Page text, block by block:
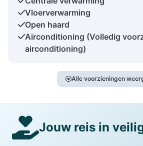
Vloerverwarming
Open haard
Airconditioning (Volledig
airconditioning)
Alle voorzieningen
Jouw reis in